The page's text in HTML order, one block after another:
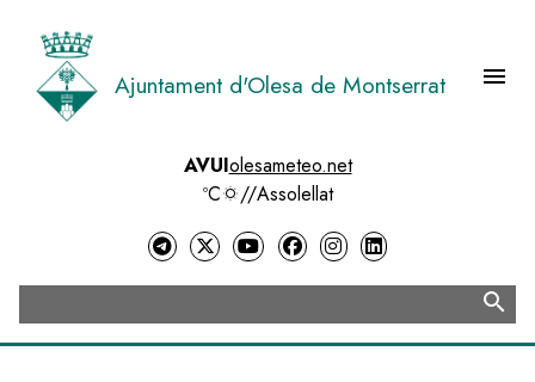
contingut
Ajuntament d'Olesa de Montserrat menu
AVUIolesameteo.net
ºC
//Assolellat
search